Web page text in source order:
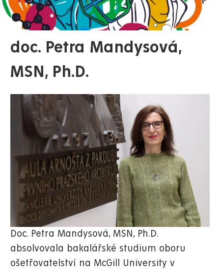
doc. Petra Mandysová,
MSN, Ph.D.
Doc. Petra Mandysová, MSN, Ph.D.
absolvovala bakalářské studium oboru
ošetřovatelství na McGill University v